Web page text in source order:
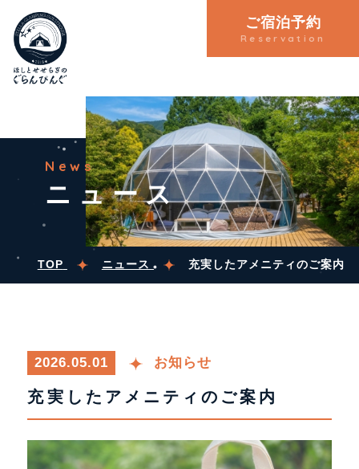
ご宿泊予約
Reservation
News
ニュース
TOP ニュース 充実したアメニティのご案内
2026.05.01 お知らせ
充実したアメニティのご案内